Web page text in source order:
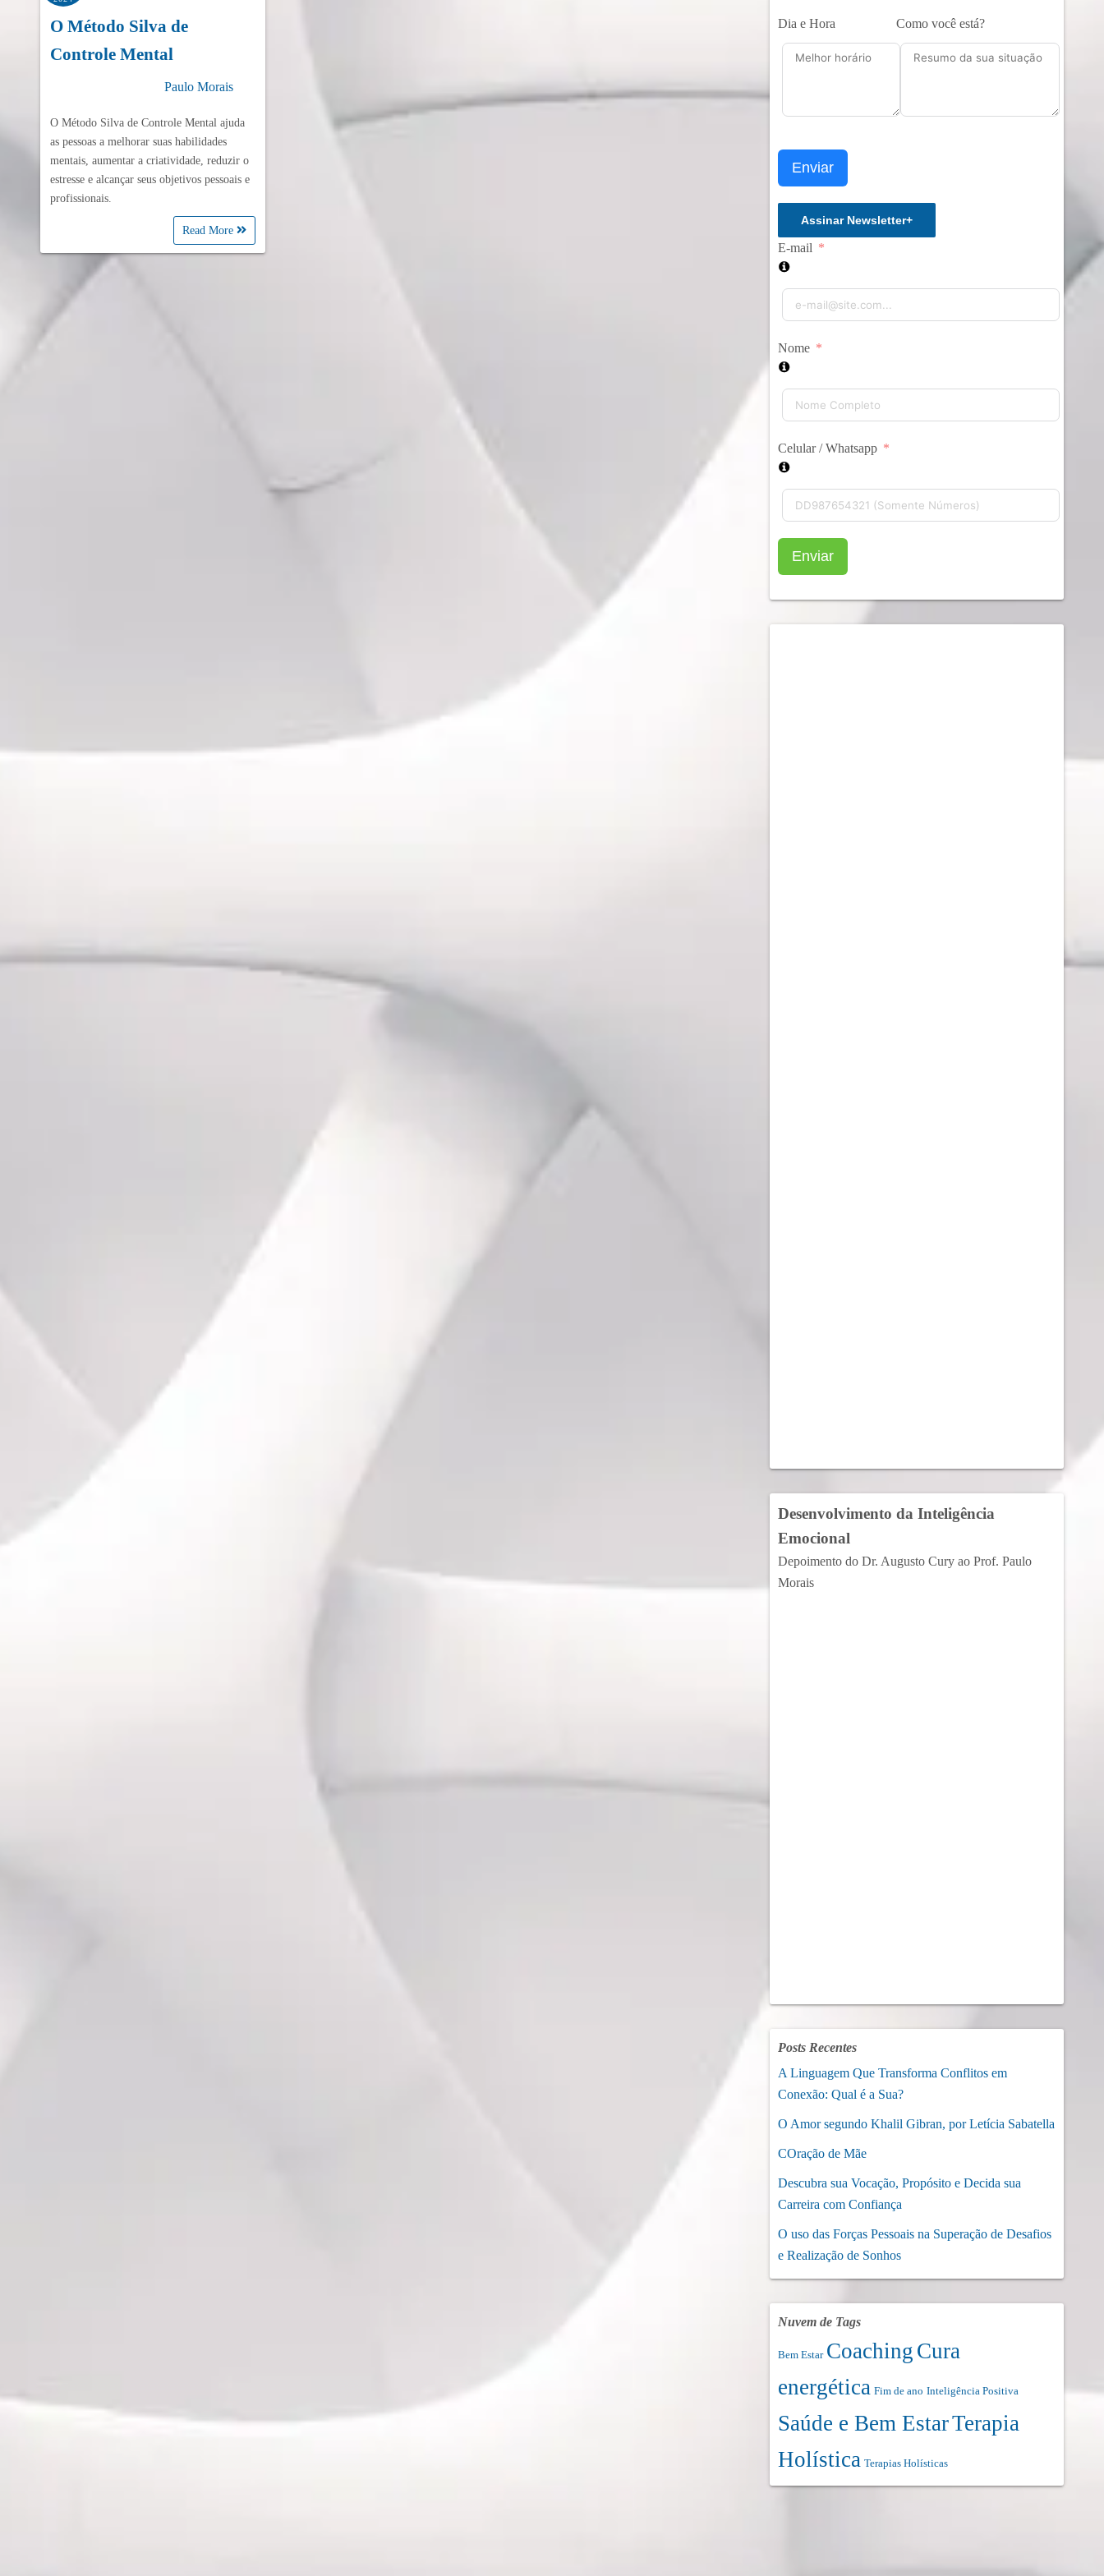
O Método Silva de
Controle Mental
Paulo Morais
O Método Silva de Controle Mental ajuda
as pessoas a melhorar suas habilidades
mentais, aumentar a criatividade, reduzir o
estresse e alcançar seus objetivos pessoais e
profissionais.
Read More
Dia e Hora Como você está?
Enviar
Assinar Newsletter+
E-mail
Nome
Celular / Whatsapp
Enviar
Desenvolvimento da Inteligência
Emocional
Depoimento do Dr. Augusto Cury ao Prof. Paulo
Morais
Posts Recentes
A Linguagem Que Transforma Conflitos em
Conexão: Qual é a Sua?
O Amor segundo Khalil Gibran, por Letícia Sabatella
COração de Mãe
Descubra sua Vocação, Propósito e Decida sua
Carreira com Confiança
O uso das Forças Pessoais na Superação de Desafios
e Realização de Sonhos
Nuvem de Tags
Bem Estar Coaching Cura
energética Fim de ano Inteligência Positiva
Saúde e Bem EstarTerapia
Holística Terapias Holísticas